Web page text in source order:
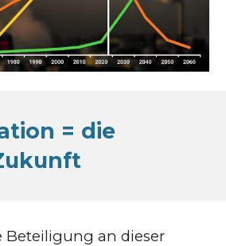
= die
Beteiligung an dieser